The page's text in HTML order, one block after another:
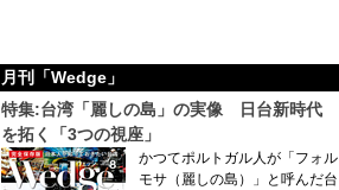
月刊「Wedge」
特集:台湾「麗しの島」の実像 日台新時代
を拓く「3つの視座」
かつてポルトガル人が「フォル
モサ（麗しの島）」と呼んだ台